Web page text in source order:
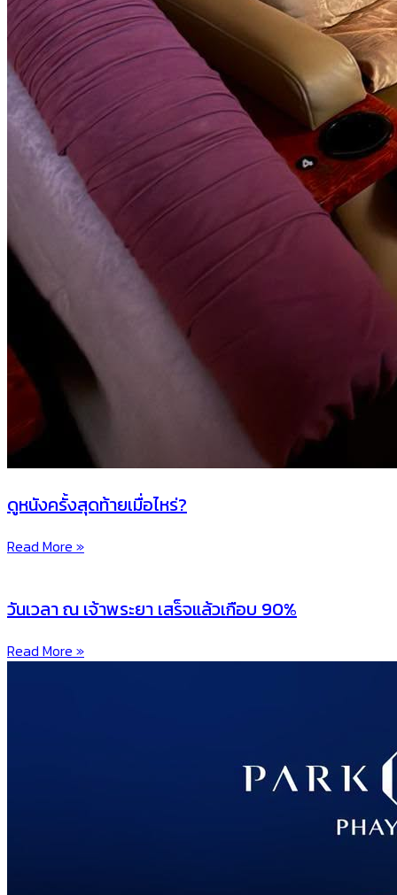
ดูหนังครั้งสุดท้ายเมื่อไหร่?
Read More »
วันเวลา ณ เจ้าพระยา เสร็จแล้วเกือบ 90%
Read More »